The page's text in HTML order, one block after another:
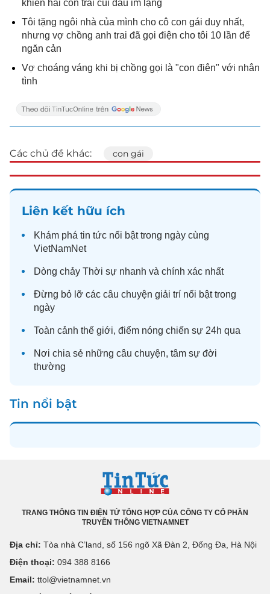
khiến hai con trai cúi đầu im lặng
Tôi tặng ngôi nhà của mình cho cô con gái duy nhất,
nhưng vợ chồng anh trai đã gọi điện cho tôi 10 lần để
ngăn cản
Vợ choáng váng khi bị chồng gọi là "con điên" với nhân
tình
Các chủ đề khác: con gái
Liên kết hữu ích
Khám phá tin tức nổi bật trong ngày cùng
VietNamNet
Dòng chảy Thời sự nhanh và chính xác nhất
Đừng bỏ lỡ các câu chuyện giải trí nổi bật trong
ngày
Toàn cảnh thế giới, điểm nóng chiến sự 24h qua
Nơi chia sẻ những câu chuyện, tâm sự đời
thường
Tin nổi bật
TRANG THÔNG TIN ĐIỆN TỬ TỔNG HỢP CỦA CÔNG TY CỔ PHẦN
TRUYỀN THÔNG VIETNAMNET
Địa chỉ: Tòa nhà C’land, số 156 ngõ Xã Đàn 2, Đống Đa, Hà Nội
Điện thoại: 094 388 8166
Email: ttol@vietnamnet.vn